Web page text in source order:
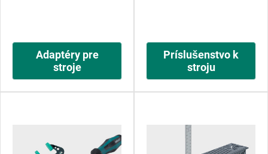
Adaptéry pre
stroje
Príslušenstvo k
stroju